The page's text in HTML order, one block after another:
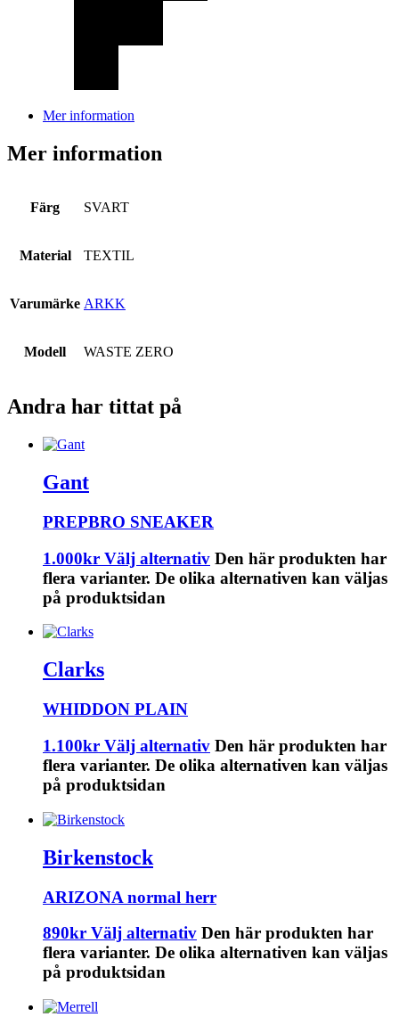
Mer information
Mer information
Färg SVART
Material TEXTIL
Varumärke ARKK
Modell WASTE ZERO
Andra har tittat på
Gant
PREPBRO SNEAKER
1.000kr Välj alternativ Den här produkten har
flera varianter. De olika alternativen kan väljas
på produktsidan
Clarks
WHIDDON PLAIN
1.100kr Välj alternativ Den här produkten har
flera varianter. De olika alternativen kan väljas
på produktsidan
Birkenstock
ARIZONA normal herr
890kr Välj alternativ Den här produkten har
flera varianter. De olika alternativen kan väljas
på produktsidan